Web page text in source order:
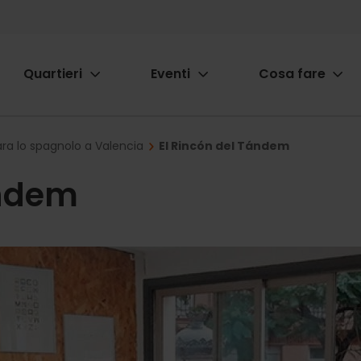
Quartieri Eventi Cosa fare
lo spagnolo a Valencia El Rincón del Tándem